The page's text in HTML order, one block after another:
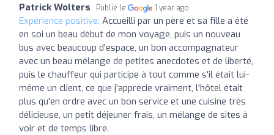
Patrick Wolters Publié le 1 year ago
Expérience positive: Accueilli par un père et sa fille a été
en soi un beau début de mon voyage, puis un nouveau
bus avec beaucoup d'espace, un bon accompagnateur
avec un beau mélange de petites anecdotes et de liberté,
puis le chauffeur qui participe à tout comme s'il était lui-
même un client, ce que j'apprécie vraiment, l'hôtel était
plus qu'en ordre avec un bon service et une cuisine très
délicieuse, un petit déjeuner frais, un mélange de sites à
voir et de temps libre.